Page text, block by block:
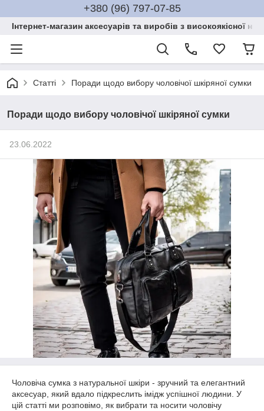
+380 (96) 797-07-85
Інтернет-магазин аксесуарів та виробів з високоякісної
Статті Поради щодо вибору чоловічої шкіряної сумки
Поради щодо вибору чоловічої шкіряної сумки
23.06.2022
Чоловіча сумка з натуральної шкіри - зручний та елегантний
аксесуар, який вдало підкреслить імідж успішної людини. У
цій статті ми розповімо, як вибрати та носити чоловічу